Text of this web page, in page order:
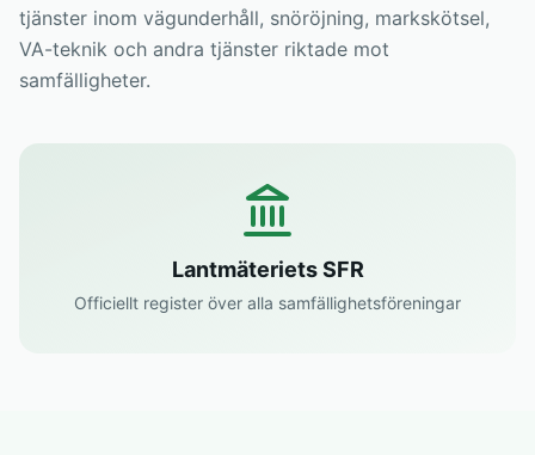
tjänster inom vägunderhåll, snöröjning, markskötsel,
VA-teknik och andra tjänster riktade mot
samfälligheter.
Lantmäteriets SFR
Officiellt register över alla samfällighetsföreningar